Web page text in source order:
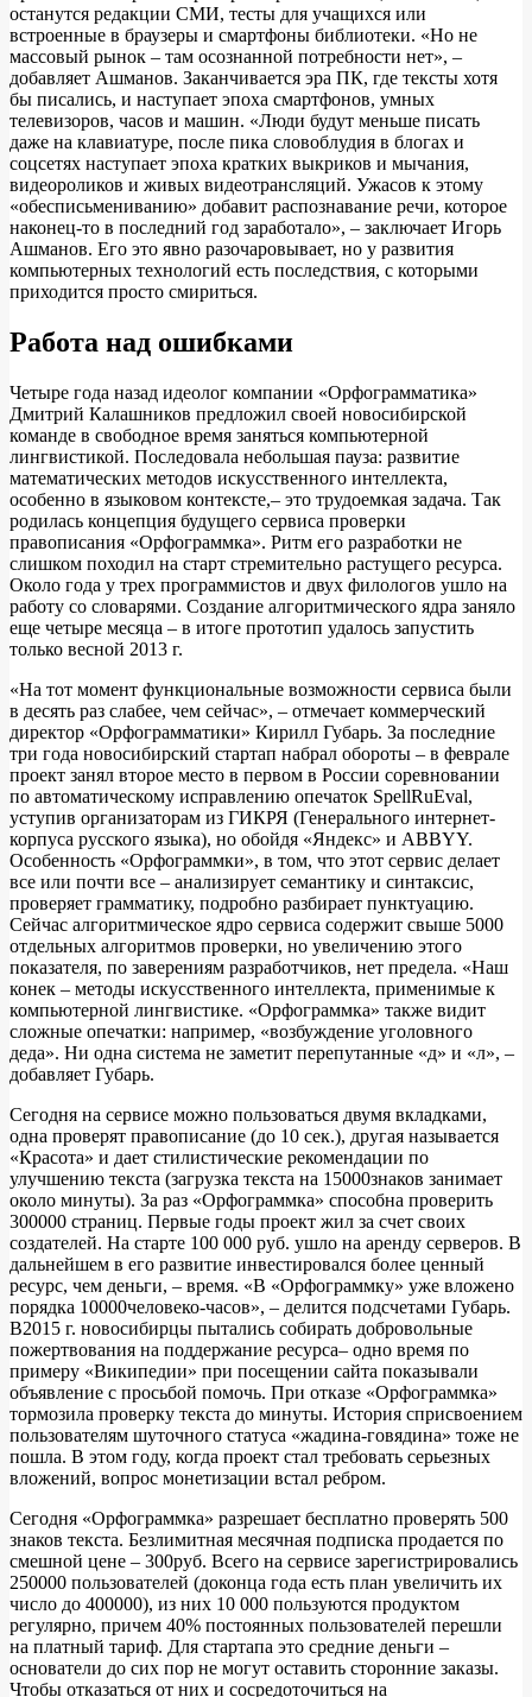
останутся редакции СМИ, тесты для учащихся или
встроенные в браузеры и смартфоны библиотеки. «Но не
массовый рынок – там осознанной потребности нет», –
добавляет Ашманов. Заканчивается эра ПК, где тексты хотя
бы писались, и наступает эпоха смартфонов, умных
телевизоров, часов и машин. «Люди будут меньше писать
даже на клавиатуре, после пика словоблудия в блогах и
соцсетях наступает эпоха кратких выкриков и мычания,
видеороликов и живых видеотрансляций. Ужасов к этому
«обесписьмениванию» добавит распознавание речи, которое
наконец-то в последний год заработало», – заключает Игорь
Ашманов. Его это явно разочаровывает, но у развития
компьютерных технологий есть последствия, с которыми
приходится просто смириться.
Работа над ошибками
Четыре года назад идеолог компании «Орфограмматика»
Дмитрий Калашников предложил своей новосибирской
команде в свободное время заняться компьютерной
лингвистикой. Последовала небольшая пауза: развитие
математических методов искусственного интеллекта,
особенно в языковом контексте,– это трудоемкая задача. Так
родилась концепция будущего сервиса проверки
правописания «Орфограммка». Ритм его разработки не
слишком походил на старт стремительно растущего ресурса.
Около года у трех программистов и двух филологов ушло на
работу со словарями. Создание алгоритмического ядра заняло
еще четыре месяца – в итоге прототип удалось запустить
только весной 2013 г.
«На тот момент функциональные возможности сервиса были
в десять раз слабее, чем сейчас», – отмечает коммерческий
директор «Орфограмматики» Кирилл Губарь. За последние
три года новосибирский стартап набрал обороты – в феврале
проект занял второе место в первом в России соревновании
по автоматическому исправлению опечаток SpellRuEval,
уступив организаторам из ГИКРЯ (Генерального интернет-
корпуса русского языка), но обойдя «Яндекс» и ABBYY.
Особенность «Орфограммки», в том, что этот сервис делает
все или почти все – анализирует семантику и синтаксис,
проверяет грамматику, подробно разбирает пунктуацию.
Сейчас алгоритмическое ядро сервиса содержит свыше 5000
отдельных алгоритмов проверки, но увеличению этого
показателя, по заверениям разработчиков, нет предела. «Наш
конек – методы искусственного интеллекта, применимые к
компьютерной лингвистике. «Орфограммка» также видит
сложные опечатки: например, «возбуждение уголовного
деда». Ни одна система не заметит перепутанные «д» и «л», –
добавляет Губарь.
Сегодня на сервисе можно пользоваться двумя вкладками,
одна проверят правописание (до 10 сек.), другая называется
«Красота» и дает стилистические рекомендации по
улучшению текста (загрузка текста на 15000знаков занимает
около минуты). За раз «Орфограммка» способна проверить
300000 страниц. Первые годы проект жил за счет своих
создателей. На старте 100 000 руб. ушло на аренду серверов. В
дальнейшем в его развитие инвестировался более ценный
ресурс, чем деньги, – время. «В «Орфограммку» уже вложено
порядка 10000человеко-часов», – делится подсчетами Губарь.
В2015 г. новосибирцы пытались собирать добровольные
пожертвования на поддержание ресурса– одно время по
примеру «Википедии» при посещении сайта показывали
объявление с просьбой помочь. При отказе «Орфограммка»
тормозила проверку текста до минуты. История сприсвоением
пользователям шуточного статуса «жадина-говядина» тоже не
пошла. В этом году, когда проект стал требовать серьезных
вложений, вопрос монетизации встал ребром.
Сегодня «Орфограммка» разрешает бесплатно проверять 500
знаков текста. Безлимитная месячная подписка продается по
смешной цене – 300руб. Всего на сервисе зарегистрировались
250000 пользователей (доконца года есть план увеличить их
число до 400000), из них 10 000 пользуются продуктом
регулярно, причем 40% постоянных пользователей перешли
на платный тариф. Для стартапа это средние деньги –
основатели до сих пор не могут оставить сторонние заказы.
Чтобы отказаться от них и сосредоточиться на